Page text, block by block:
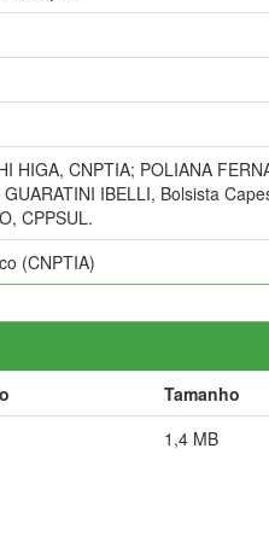
HIGA, CNPTIA; POLIANA
IBELLI, Bolsista
CPPSUL.
(CNPTIA)
Tamanho
1,4 MB